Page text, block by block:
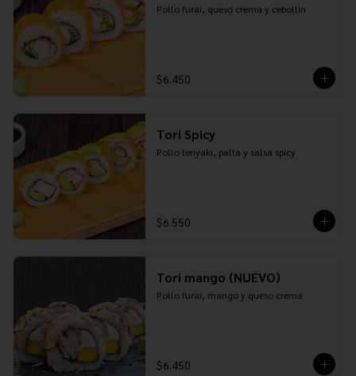
Pollo furai, queso crema y cebollín
$6.450
Tori Spicy
Pollo teriyaki, palta y salsa spicy
$6.550
Tori mango (NUEVO)
Pollo furai, mango y queso crema
$6.450